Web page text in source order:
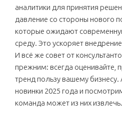
аналитики для принятия
давление со стороны нового
которые ожидают
среду. Это ускоряет
И всё же совет от
прежним: всегда оценивайте,
тренд пользу вашему
новинки 2025 года и
команда может из них извлечь.